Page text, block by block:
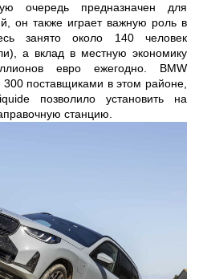
очередь предназначен для
он также играет важную роль в
занято около 140 человек
а вклад в местную экономику
евро ежегодно. BMW
300 поставщиками в этом районе,
позволило установить на
станцию.